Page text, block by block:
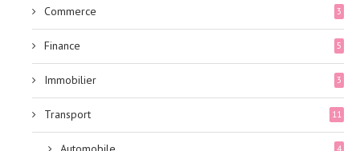
Commerce 3
Finance 5
Immobilier 3
Transport 11